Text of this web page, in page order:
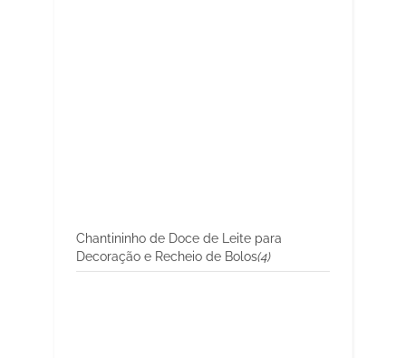
Chantininho de Doce de Leite para
Decoração e Recheio de Bolos(4)